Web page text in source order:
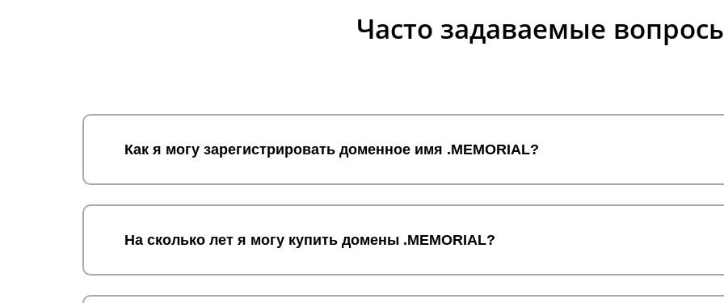
Часто задаваемые
Как я могу зарегистрировать доменное имя .MEMORIAL?
На сколько лет я могу купить домены .MEMORIAL?